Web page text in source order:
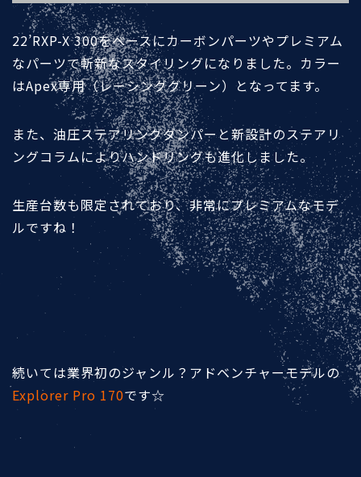
22’RXP-X 300をベースにカーボンパーツやプレミアム
なパーツで斬新なスタイリングになりました。カラー
はApex専用（レーシンググリーン）となってます。
また、油圧ステアリングダンパーと新設計のステアリ
ングコラムによりハンドリングも進化しました。
生産台数も限定されており、非常にプレミアムなモデ
ルですね！
続いては業界初のジャンル？アドベンチャーモデルの
Explorer Pro 170です☆